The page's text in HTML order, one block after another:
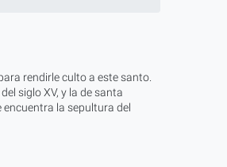
rendirle culto a este santo.
siglo XV, y la de santa
la sepultura del